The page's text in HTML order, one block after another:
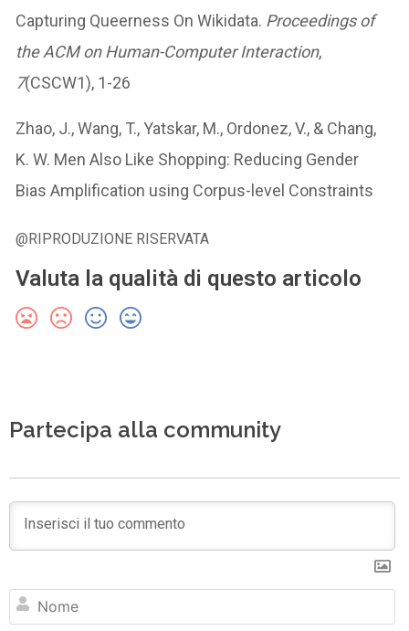
Capturing Queerness On Wikidata. Proceedings of
the ACM on Human-Computer Interaction,
7(CSCW1), 1-26
Zhao, J., Wang, T., Yatskar, M., Ordonez, V., & Chang,
K. W. Men Also Like Shopping: Reducing Gender
Bias Amplification using Corpus-level Constraints
@RIPRODUZIONE RISERVATA
Valuta la qualità di questo articolo
Partecipa alla community